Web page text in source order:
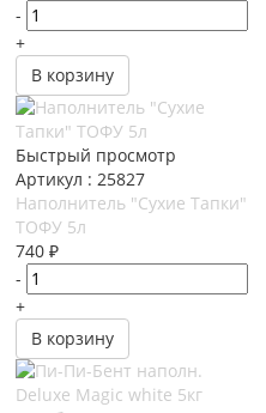
-
+
В корзину
Быстрый просмотр
Артикул : 25827
Наполнитель "Сухие Тапки"
ТОФУ 5л
740 ₽
-
+
В корзину